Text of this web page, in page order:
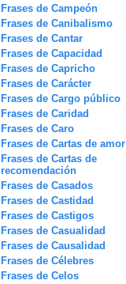
Frases de Campeón
Frases de Canibalismo
Frases de Cantar
Frases de Capacidad
Frases de Capricho
Frases de Carácter
Frases de Cargo público
Frases de Caridad
Frases de Caro
Frases de Cartas de amor
Frases de Cartas de
recomendación
Frases de Casados
Frases de Castidad
Frases de Castigos
Frases de Casualidad
Frases de Causalidad
Frases de Célebres
Frases de Celos